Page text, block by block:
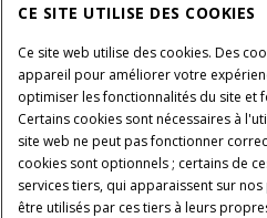
CE SITE UTILISE DES COOKIES
Ce site web utilise des cookies. Des
appareil pour améliorer votre
optimiser les fonctionnalités du site et
Certains cookies sont nécessaires à
site web ne peut pas fonctionner
cookies sont optionnels ; certains de
services tiers, qui apparaissent sur
être utilisés par ces tiers à leurs